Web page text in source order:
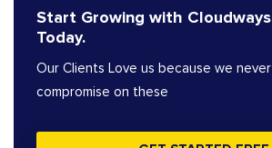
Start Growing with Cloudways
Today.
Our Clients Love us because we never
compromise on these